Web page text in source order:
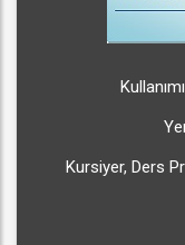
Kursiyer, Ders